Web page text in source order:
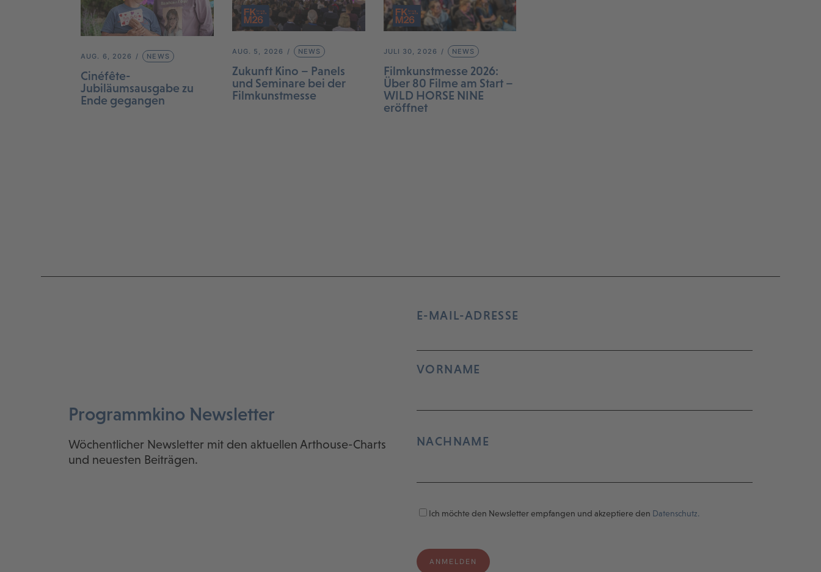
AUG. 6, 2026 NEWS
Cinéfête-
Jubiläumsausgabe zu
Ende gegangen
AUG. 5, 2026 NEWS
Zukunft Kino – Panels
und Seminare bei der
Filmkunstmesse
JULI 30, 2026 NEWS
Filmkunstmesse 2026:
Über 80 Filme am Start –
WILD HORSE NINE
eröffnet
Programmkino Newsletter
Wöchentlicher Newsletter mit den aktuellen Arthouse-Charts
und neuesten Beiträgen.
E-MAIL-ADRESSE
VORNAME
NACHNAME
Ich möchte den Newsletter empfangen und akzeptiere den Datenschutz.